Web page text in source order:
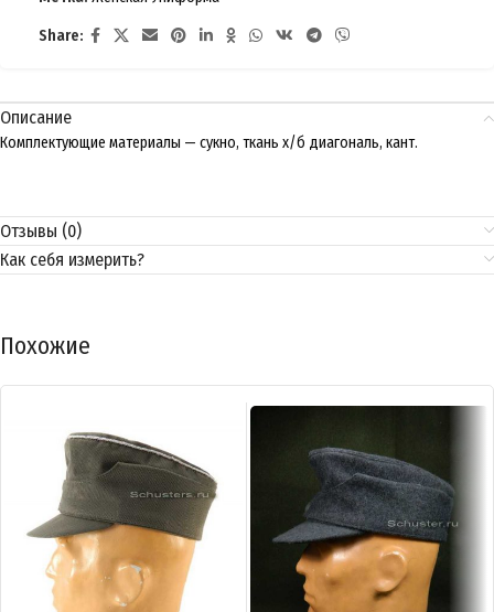
Share:
Описание
Комплектующие материалы — сукно, ткань х/б диагональ, кант.
Отзывы (0)
Как себя измерить?
Похожие